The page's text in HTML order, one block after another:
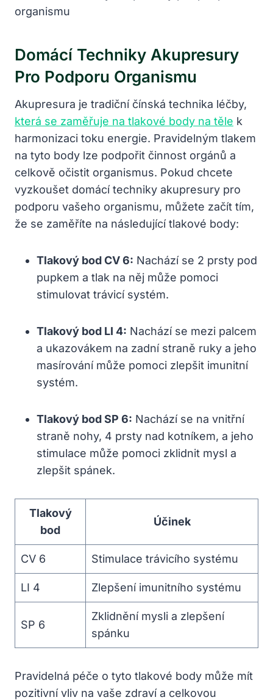
Domácí Techniky Akupresury
Pro Podporu Organismu
Akupresura je tradiční čínská technika léčby,
která se zaměřuje na tlakové body na těle k
harmonizaci toku energie. Pravidelným tlakem
na tyto body lze podpořit činnost orgánů a
celkově očistit organismus. Pokud chcete
vyzkoušet domácí techniky akupresury pro
podporu vašeho organismu, můžete začít tím,
že se zaměříte na následující tlakové body:
Tlakový bod CV 6: Nachází se 2 prsty pod
pupkem a tlak na něj může pomoci
stimulovat trávicí systém.
Tlakový bod LI 4: Nachází se mezi palcem
a ukazovákem na zadní straně ruky a jeho
masírování může pomoci zlepšit imunitní
systém.
Tlakový bod SP 6: Nachází se na vnitřní
straně nohy, 4 prsty nad kotníkem, a jeho
stimulace může pomoci zklidnit mysl a
zlepšit spánek.
Tlakový
bod
Účinek
CV 6 Stimulace trávicího systému
LI 4 Zlepšení imunitního systému
SP 6
Zklidnění mysli a zlepšení
spánku
Pravidelná péče o tyto tlakové body může mít
pozitivní vliv na vaše zdraví a celkovou